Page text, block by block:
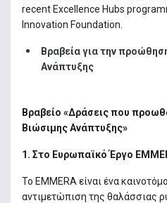
recent Excellence Hubs
Innovation Foundation.
Βραβεία για την
Ανάπτυξης
Βραβείο «Δράσεις που
Βιώσιμης Ανάπτυξης»
1. Στο Ευρωπαϊκό Έργο
Το EMMERA είναι ένα
αντιμετώπιση της θαλάσσιας